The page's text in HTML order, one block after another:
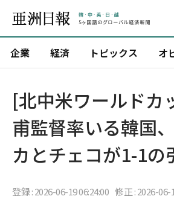
企業 経済 トピックス オ
[北中米ワールドカ
甫監督率いる韓国
カとチェコが1-1の
登録 : 2026-06-19 06:24:00 修正 : 2026-06-